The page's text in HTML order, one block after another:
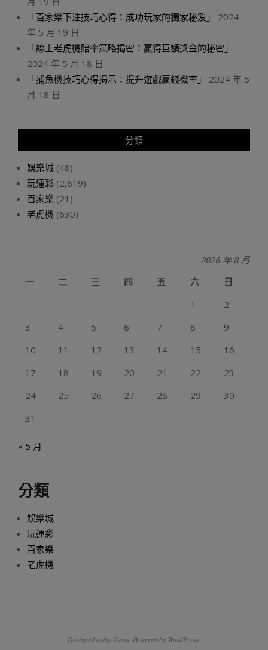
「百家樂下注技巧心得：成功玩家的獨家秘笈」
2024
年 5 月 19 日
「線上老虎機賠率策略揭密：贏得巨額獎金的秘密」
2024 年 5 月 18 日
「捕魚機技巧心得揭示：提升遊戲贏錢機率」
2024 年 5
月 18 日
分類
娛樂城 (48)
玩運彩 (2,619)
百家樂 (21)
老虎機 (630)
2026 年 8 月
一
二 三 四 五 六
日
1
2
3
4 5 6 7 8
9
10
11 12 13 14 15
16
17
18 19 20 21 22
23
24
25 26 27 28 29
30
31
« 5 月
分類
娛樂城
玩運彩
百家樂
老虎機
Designed using Unos . Powered by WordPress